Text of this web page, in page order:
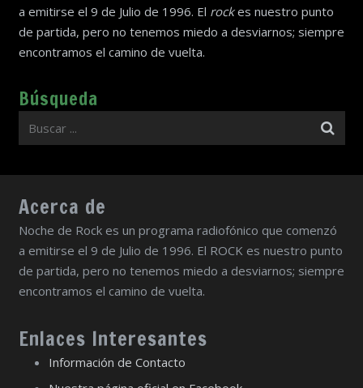
a emitirse el 9 de Julio de 1996. El rockes nuestro punto
de partida, pero no tenemos miedo a desviarnos; siempre
encontramos el camino de vuelta.
Búsqueda
Acerca de
Noche de Rock es un programa radiofónico que comenzó
a emitirse el 9 de Julio de 1996. El ROCK es nuestro punto
de partida, pero no tenemos miedo a desviarnos; siempre
encontramos el camino de vuelta.
Enlaces Interesantes
Información de Contacto